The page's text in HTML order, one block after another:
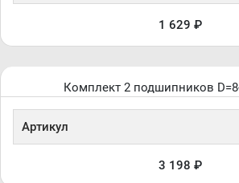
1 629 ₽
Комплект 2 подшипников
Артикул
3 198 ₽